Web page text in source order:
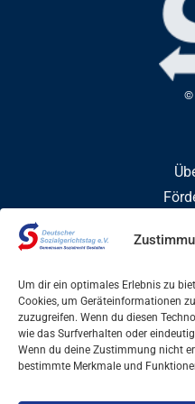
Um dir ein optimales Erlebnis zu
Cookies, um Geräteinformationen
zuzugreifen. Wenn du diesen
wie das Surfverhalten oder
Wenn du deine Zustimmung nicht
bestimmte Merkmale und
©